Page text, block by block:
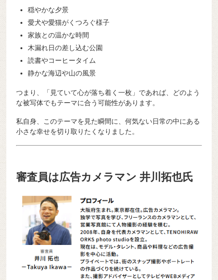
穏やかな夕景
愛犬や愛猫がくつろぐ様子
家族との温かな時間
木漏れ日の差し込む公園
読書やコーヒータイム
静かな海辺や山の風景
つまり、「見ていて心が落ち着く一枚」であれば、どのよう
な被写体でもテーマに合う可能性があります。
私自身、このテーマを見た瞬間に、何気ない日常の中にある
小さな幸せを切り取りたくなりました。
審査員は広告カメラマン 井川拓也氏